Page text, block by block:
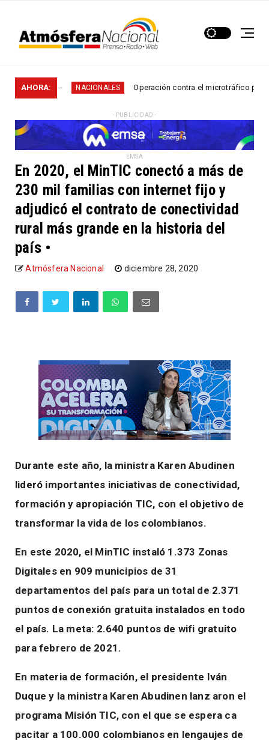
AHORA:
en... NACIONALES Operación contra el microtráfico permitió
- PUBLICIDAD -
EMSA
En 2020, el MinTIC conectó a más de
230 mil familias con internet fijo y
adjudicó el contrato de conectividad
rural más grande en la historia del
país •
Atmósfera Nacional diciembre 28, 2020
Durante este año, la ministra Karen Abudinen
lideró importantes iniciativas de conectividad,
formación y apropiación TIC, con el objetivo de
transformar la vida de los colombianos.
En este 2020, el MinTIC instaló 1.373 Zonas
Digitales en 909 municipios de 31
departamentos del país para un total de 2.371
puntos de conexión gratuita instalados en todo
el país. La meta: 2.640 puntos de wifi gratuito
para febrero de 2021.
En materia de formación, el presidente Iván
Duque y la ministra Karen Abudinen lanz aron el
programa Misión TIC, con el que se espera ca
pacitar a 100.000 colombianos en lengaujes de